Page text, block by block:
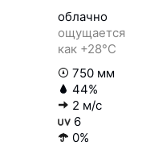
облачно
ощущается
как +28°C
750 мм
44%
2 м/с
6
0%